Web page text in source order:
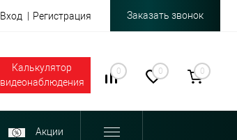
Вход Регистрация Заказать звонок
Калькулятор
видеонаблюдения
0 0 0
Акции